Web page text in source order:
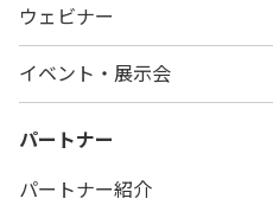
ウェビナー
イベント・展示会
パートナー
パートナー紹介